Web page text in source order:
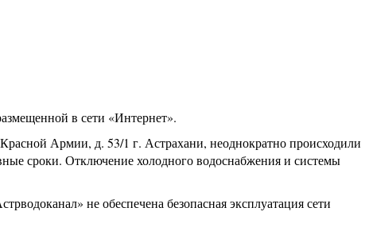
в сети «Интернет».
Армии, д. 53/1 г. Астрахани, неоднократно происходили
сроки. Отключение холодного водоснабжения и системы
не обеспечена безопасная эксплуатация сети